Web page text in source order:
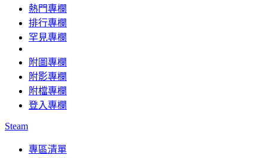
熱門專欄
排行專欄
罕見專欄
附圖專欄
附影專欄
附檔專欄
登入專欄
Steam
專區清單